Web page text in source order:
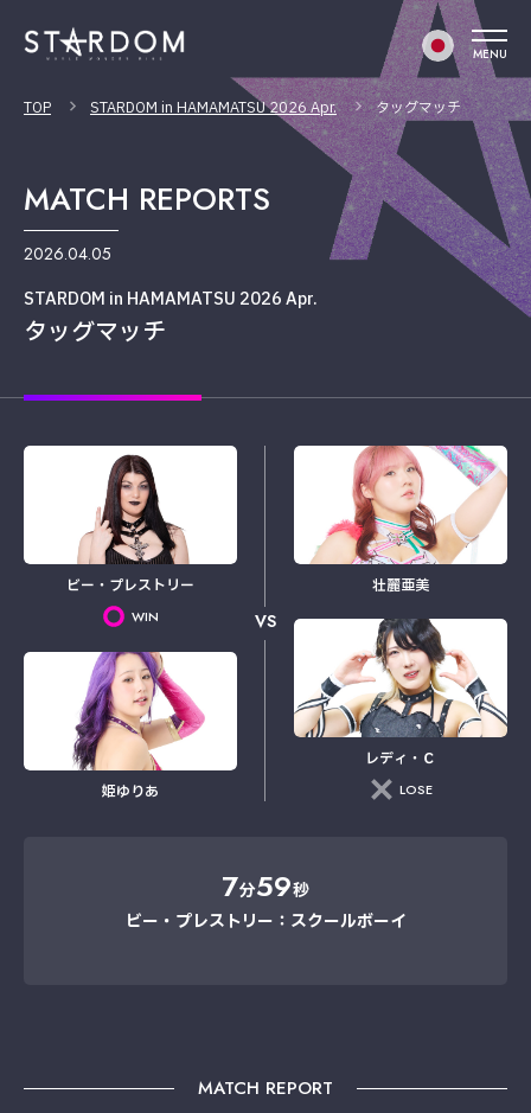
MENU
TOP STARDOM in HAMAMATSU 2026 Apr. タッグマッチ
MATCH REPORTS
2026.04.05
STARDOM in HAMAMATSU 2026 Apr.
タッグマッチ
ビー・プレストリー
WIN
姫ゆりあ
VS
壮麗亜美
レディ・Ｃ
LOSE
7分59秒
ビー・プレストリー：スクールボーイ
MATCH REPORT